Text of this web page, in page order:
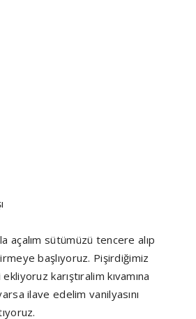
açalım sütümüzü tencere alıp
başlıyoruz. Pişirdiğimiz
karıştıralim kıvamına
ilave edelim vanilyasını